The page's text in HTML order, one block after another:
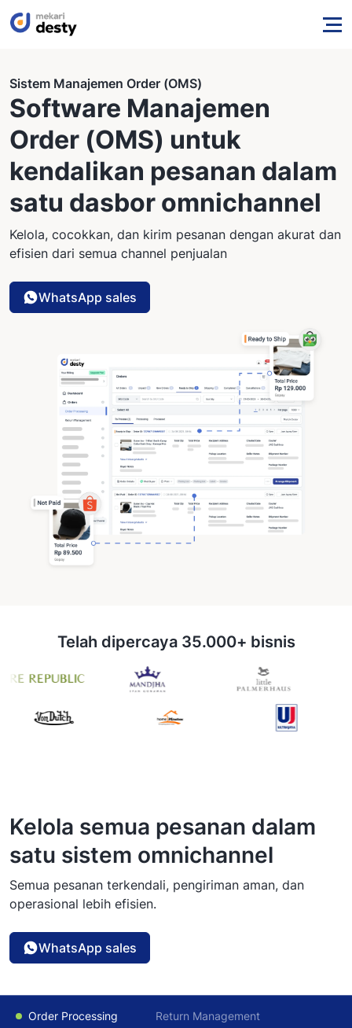
Sistem Manajemen Order (OMS)
Software Manajemen
Order (OMS) untuk
kendalikan pesanan dalam
satu dasbor omnichannel
Kelola, cocokkan, dan kirim pesanan dengan akurat dan
efisien dari semua channel penjualan
WhatsApp sales
Telah dipercaya 35.000+ bisnis
Kelola semua pesanan dalam
satu sistem omnichannel
Semua pesanan terkendali, pengiriman aman, dan
operasional lebih efisien.
WhatsApp sales
Order Processing Return Management